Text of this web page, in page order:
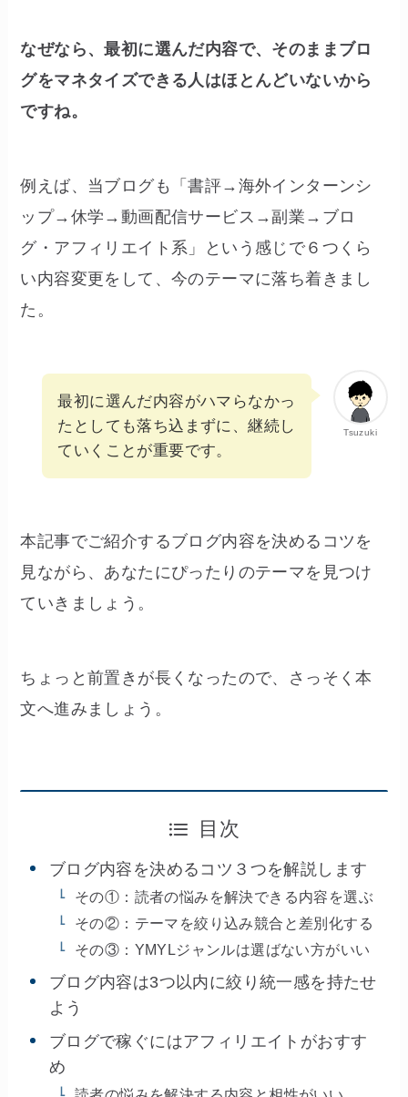
なぜなら、最初に選んだ内容で、そのままブロ
グをマネタイズできる人はほとんどいないから
ですね。
例えば、当ブログも「書評→海外インターンシ
ップ→休学→動画配信サービス→副業→ブロ
グ・アフィリエイト系」という感じで６つくら
い内容変更をして、今のテーマに落ち着きまし
た。
Tsuzuki
最初に選んだ内容がハマらなかっ
たとしても落ち込まずに、継続し
ていくことが重要です。
本記事でご紹介するブログ内容を決めるコツを
見ながら、あなたにぴったりのテーマを見つけ
ていきましょう。
ちょっと前置きが長くなったので、さっそく本
文へ進みましょう。
目次
ブログ内容を決めるコツ３つを解説します
その①：読者の悩みを解決できる内容を選ぶ
その②：テーマを絞り込み競合と差別化する
その③：YMYLジャンルは選ばない方がいい
ブログ内容は3つ以内に絞り統一感を持たせ
よう
ブログで稼ぐにはアフィリエイトがおすす
め